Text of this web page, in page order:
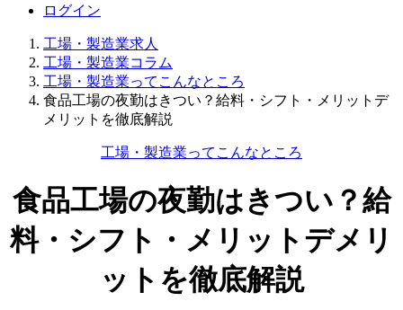
ログイン
工場・製造業求人
工場・製造業コラム
工場・製造業ってこんなところ
食品工場の夜勤はきつい？給料・シフト・メリットデ
メリットを徹底解説
工場・製造業ってこんなところ
食品工場の夜勤はきつい？給
料・シフト・メリットデメリ
ットを徹底解説